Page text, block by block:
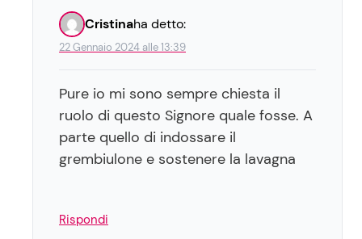
Cristinaha detto:
22 Gennaio 2024 alle 13:39
Pure io mi sono sempre chiesta il
ruolo di questo Signore quale fosse. A
parte quello di indossare il
grembiulone e sostenere la lavagna
Rispondi